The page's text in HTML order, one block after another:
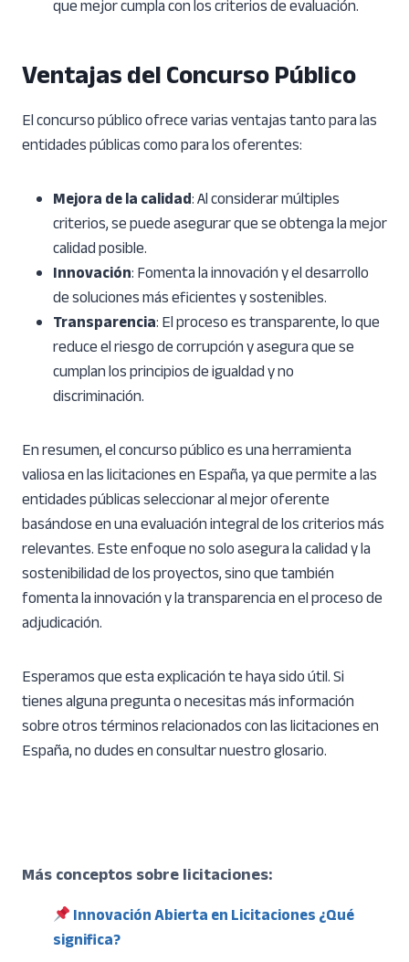
que mejor cumpla con los criterios de evaluación.
Ventajas del Concurso Público
El concurso público ofrece varias ventajas tanto para las
entidades públicas como para los oferentes:
Mejora de la calidad: Al considerar múltiples
criterios, se puede asegurar que se obtenga la mejor
calidad posible.
Innovación: Fomenta la innovación y el desarrollo
de soluciones más eficientes y sostenibles.
Transparencia: El proceso es transparente, lo que
reduce el riesgo de corrupción y asegura que se
cumplan los principios de igualdad y no
discriminación.
En resumen, el concurso público es una herramienta
valiosa en las licitaciones en España, ya que permite a las
entidades públicas seleccionar al mejor oferente
basándose en una evaluación integral de los criterios más
relevantes. Este enfoque no solo asegura la calidad y la
sostenibilidad de los proyectos, sino que también
fomenta la innovación y la transparencia en el proceso de
adjudicación.
Esperamos que esta explicación te haya sido útil. Si
tienes alguna pregunta o necesitas más información
sobre otros términos relacionados con las licitaciones en
España, no dudes en consultar nuestro glosario.
Más conceptos sobre licitaciones:
Innovación Abierta en Licitaciones ¿Qué
significa?